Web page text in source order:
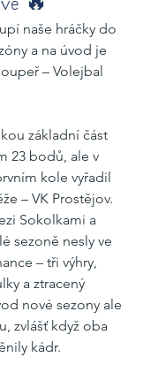
naše hráčky do
a na úvod je
– Volejbal
základní část
23 bodů, ale v
kole vyřadil
– VK Prostějov.
Sokolkami a
sezoně nesly ve
– tři výhry,
a ztracený
nové sezony ale
zvlášť když oba
kádr.